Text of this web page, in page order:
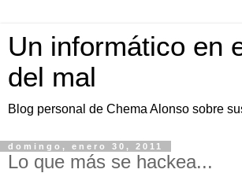
Un informático en
del mal
Blog personal de Chema Alonso sobre
domingo, enero 30, 2011
Lo que más se hackea...